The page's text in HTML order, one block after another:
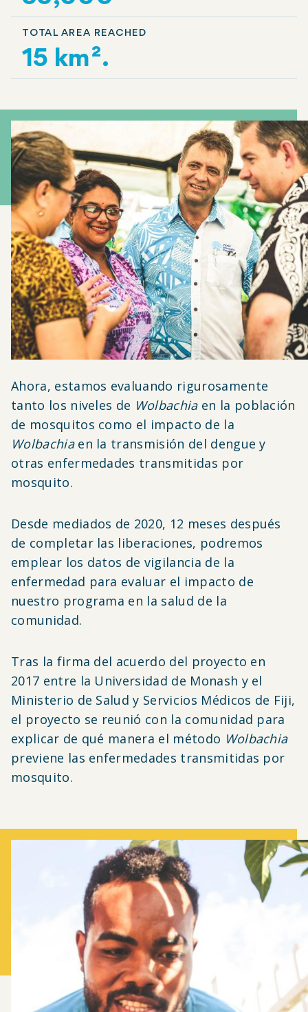
TOTAL AREA REACHED
15 km².
Ahora, estamos evaluando rigurosamente
tanto los niveles de Wolbachiaen la población
de mosquitos como el impacto de la
Wolbachiaen la transmisión del dengue y
otras enfermedades transmitidas por
mosquito.
Desde mediados de 2020, 12 meses después
de completar las liberaciones, podremos
emplear los datos de vigilancia de la
enfermedad para evaluar el impacto de
nuestro programa en la salud de la
comunidad.
Tras la firma del acuerdo del proyecto en
2017 entre la Universidad de Monash y el
Ministerio de Salud y Servicios Médicos de Fiji,
el proyecto se reunió con la comunidad para
explicar de qué manera el método Wolbachia
previene las enfermedades transmitidas por
mosquito.